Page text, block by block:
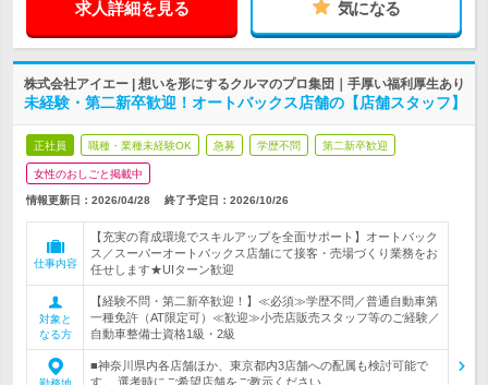
求人詳細を見る 気になる
株式会社アイエー | 想いを形にするクルマのプロ集団｜手厚い福利厚生あり
未経験・第二新卒歓迎！オートバックス店舗の【店舗スタッフ】
正社員 職種・業種未経験OK 急募 学歴不問 第二新卒歓迎
女性のおしごと掲載中
情報更新日：2026/04/28 終了予定日： 2026/10/26
仕事内容
【充実の育成環境でスキルアップを全面サポート】オートバック
ス／スーパーオートバックス店舗にて接客・売場づくり業務をお
任せします★UIターン歓迎
対象と
なる方
【経験不問・第二新卒歓迎！】≪必須≫学歴不問／普通自動車第
一種免許（AT限定可）≪歓迎≫小売店販売スタッフ等のご経験／
自動車整備士資格1級・2級
■神奈川県内各店舗ほか、東京都内3店舗への配属も検討可能で
す。 選考時にご希望店舗をご教示ください…